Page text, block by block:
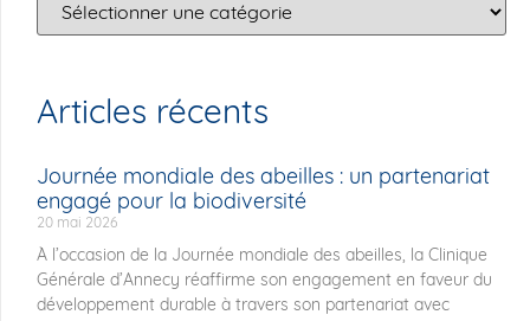
Articles récents
Journée mondiale des abeilles : un partenariat
engagé pour la biodiversité
20 mai 2026
À l’occasion de la Journée mondiale des abeilles, la Clinique
Générale d’Annecy réaffirme son engagement en faveur du
développement durable à travers son partenariat avec